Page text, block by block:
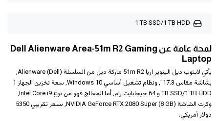
1 TB SSD/1 TB HDD
لمحة عامة عن Dell Alienware Area-51m R2 Gaming
Laptop
يأتي لابتوب ديل الينوير اريا 51m R2 ماركة ديل من السلسلة (Dell) Alienware,
بشاشة مقاس 17.3", ونظام تشغيل أساسي Windows 10, سعة تخزين الجهاز 1
TB SSD/1 TB HDD و ‎64 جيجابايت رام‎, أما المعالج فهو من نوع Intel Core i9,
وكرت الشاشة NVIDIA GeForce RTX 2080 Super (8 GB), بسعر تقريبي 5350
دولار أمريكي.